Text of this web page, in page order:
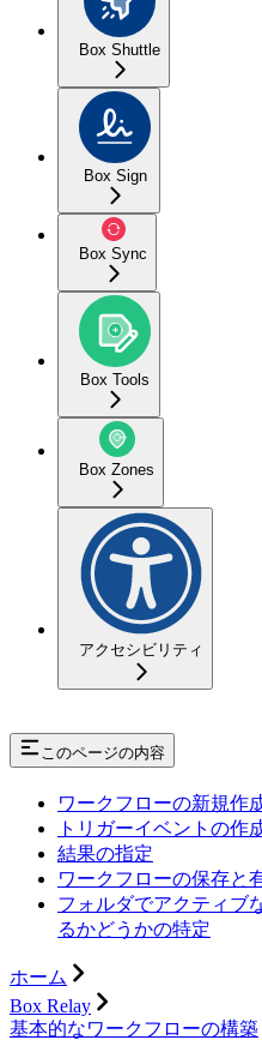
Box Shuttle
Box Sign
Box Sync
Box Tools
Box Zones
アクセシビリティ
このページの内容
ワークフローの新規作
トリガーイベントの作
結果の指定
ワークフローの保存と
フォルダでアクティブ
るかどうかの特定
ホーム
Box Relay
基本的なワークフローの構築